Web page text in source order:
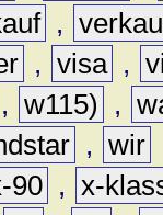
,
, visa ,
, w115) ,
, wir
90 , x-